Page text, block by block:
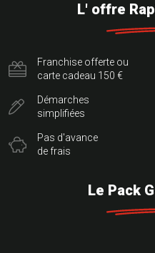
L' offre
Franchise offerte ou
carte cadeau 150 €
Démarches
simplifiées
Pas d'avance
de frais
Le Pack